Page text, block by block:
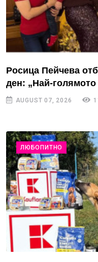
Росица Пейчева
ден: „Най-голямото
AUGUST 07, 2026
ЛЮБОПИТНО